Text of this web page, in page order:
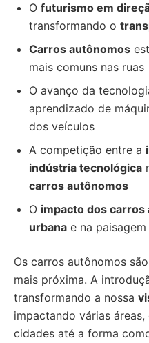
O futurismo em
transformando o
Carros autônomos
mais comuns nas ruas
O avanço da
aprendizado de
dos veículos
A competição entre a
indústria tecnológica
carros autônomos
O impacto dos carros
urbana e na
Os carros autônomos
mais próxima. A
transformando a nossa
impactando várias
cidades até a forma